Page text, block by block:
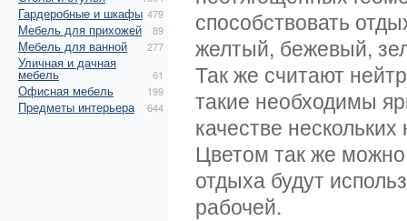
Гардеробные и шкафы 479
Мебель для прихожей 89
Мебель для ванной 277
Уличная и дачная
мебель 61
Офисная мебель 199
Предметы интерьера 644
способствовать
желтый, бежевый,
Так же считают
такие необходимы
качестве
Цветом так же
отдыха будут
рабочей.